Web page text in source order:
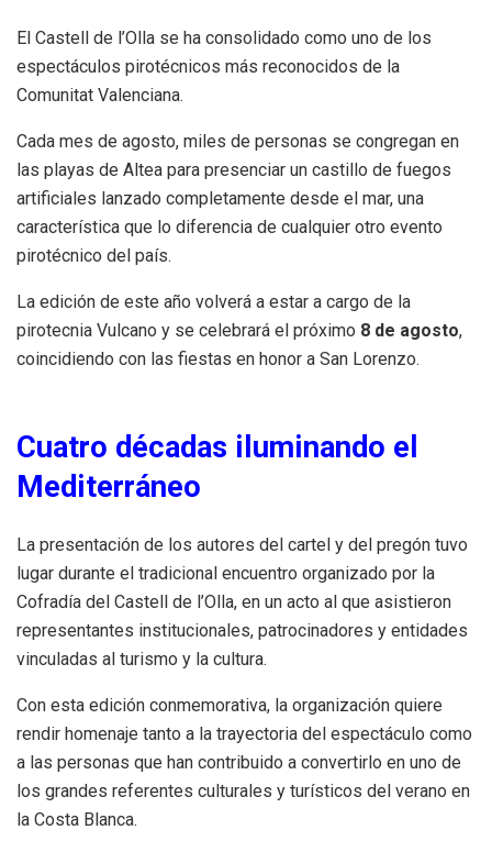
El Castell de l’Olla se ha consolidado como uno de los
espectáculos pirotécnicos más reconocidos de la
Comunitat Valenciana.
Cada mes de agosto, miles de personas se congregan en
las playas de Altea para presenciar un castillo de fuegos
artificiales lanzado completamente desde el mar, una
característica que lo diferencia de cualquier otro evento
pirotécnico del país.
La edición de este año volverá a estar a cargo de la
pirotecnia Vulcano y se celebrará el próximo 8 de agosto,
coincidiendo con las fiestas en honor a San Lorenzo.
Cuatro décadas iluminando el
Mediterráneo
La presentación de los autores del cartel y del pregón tuvo
lugar durante el tradicional encuentro organizado por la
Cofradía del Castell de l’Olla, en un acto al que asistieron
representantes institucionales, patrocinadores y entidades
vinculadas al turismo y la cultura.
Con esta edición conmemorativa, la organización quiere
rendir homenaje tanto a la trayectoria del espectáculo como
a las personas que han contribuido a convertirlo en uno de
los grandes referentes culturales y turísticos del verano en
la Costa Blanca.